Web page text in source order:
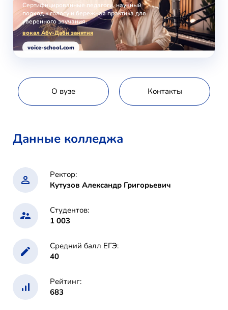
Сертифицированные педагоги, научный
подход к голосу и бережная практика для
уверенного звучания.
вокал Абу-Даби занятия
voice-school.com
О вузе Контакты
Данные колледжа
Ректор:
Кутузов Александр Григорьевич
Студентов:
1 003
Средний балл ЕГЭ:
40
Рейтинг:
683